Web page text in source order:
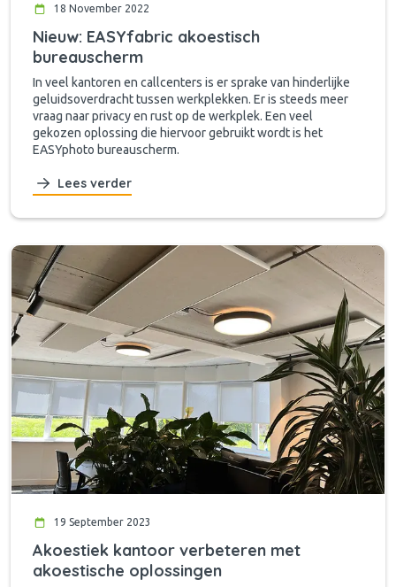
18 November 2022
Nieuw: EASYfabric akoestisch
bureauscherm
In veel kantoren en callcenters is er sprake van hinderlijke
geluidsoverdracht tussen werkplekken. Er is steeds meer
vraag naar privacy en rust op de werkplek. Een veel
gekozen oplossing die hiervoor gebruikt wordt is het
EASYphoto bureauscherm.
Lees verder
19 September 2023
Akoestiek kantoor verbeteren met
akoestische oplossingen